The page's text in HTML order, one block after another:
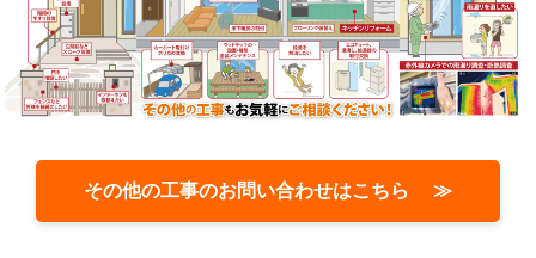
その他の工事のお問い合わせはこちら ≫